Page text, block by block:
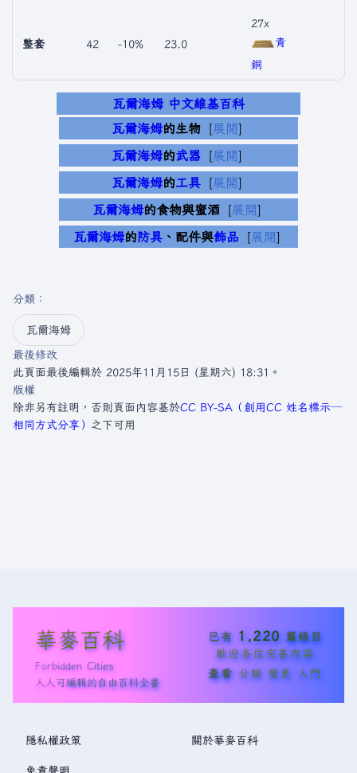
整套 42 -10% 23.0
27x
青
銅
瓦爾海姆 中文維基百科
瓦爾海姆的生物
展開
瓦爾海姆的武器
展開
瓦爾海姆的工具
展開
瓦爾海姆的食物與蜜酒
展開
瓦爾海姆的防具、配件與飾品 展開
分類 ：​
瓦爾海姆
最後修改
此頁面最後編輯於 2025年11月15日 (星期六) 18:31。
版權
除非另有註明，否則頁面內容基於CC BY-SA（創用CC 姓名標示─
相同方式分享） 之下可用
華麥百科
Forbidden Cities
人人可編輯的自由百科全書
已有 1,220 篇條目
歡迎各位完善內容
查看 分類 變更 入門
隱私權政策 關於華麥百科